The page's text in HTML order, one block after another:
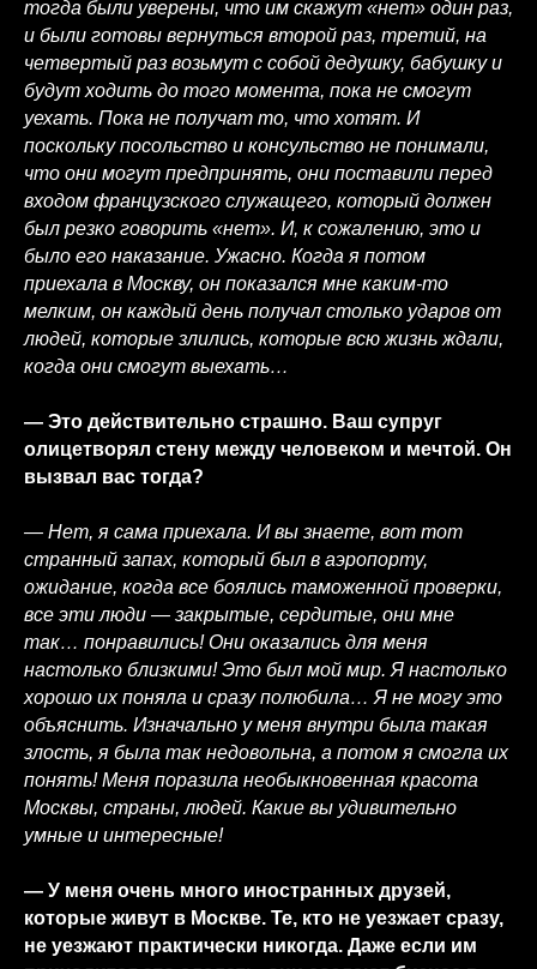
тогда были уверены, что им скажут «нет» один раз,
и были готовы вернуться второй раз, третий, на
четвертый раз возьмут с собой дедушку, бабушку и
будут ходить до того момента, пока не смогут
уехать. Пока не получат то, что хотят. И
поскольку посольство и консульство не понимали,
что они могут предпринять, они поставили перед
входом французского служащего, который должен
был резко говорить «нет». И, к сожалению, это и
было его наказание. Ужасно. Когда я потом
приехала в Москву, он показался мне каким-то
мелким, он каждый день получал столько ударов от
людей, которые злились, которые всю жизнь ждали,
когда они смогут выехать…
— Это действительно страшно. Ваш супруг
олицетворял стену между человеком и мечтой. Он
вызвал вас тогда?
— Нет, я сама приехала. И вы знаете, вот тот
странный запах, который был в аэропорту,
ожидание, когда все боялись таможенной проверки,
все эти люди — закрытые, сердитые, они мне
так… понравились! Они оказались для меня
настолько близкими! Это был мой мир. Я настолько
хорошо их поняла и сразу полюбила… Я не могу это
объяснить. Изначально у меня внутри была такая
злость, я была так недовольна, а потом я смогла их
понять! Меня поразила необыкновенная красота
Москвы, страны, людей. Какие вы удивительно
умные и интересные!
— У меня очень много иностранных друзей,
которые живут в Москве. Те, кто не уезжает сразу,
не уезжают практически никогда. Даже если им